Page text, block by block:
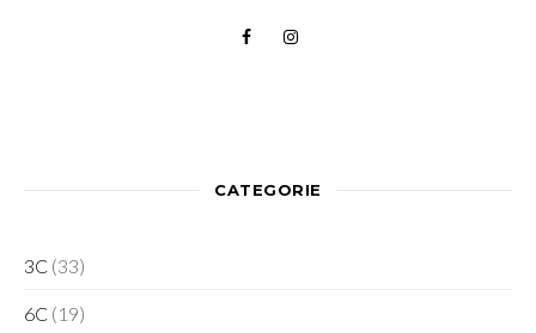
CATEGORIE
3C (33)
6C (19)